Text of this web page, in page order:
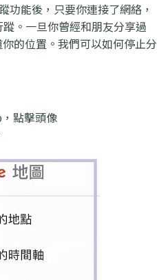
功能後，只要你連接了網絡，
。一旦你曾經和朋友分享過
的位置。我們可以如何停止分
點擊頭像